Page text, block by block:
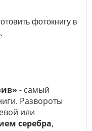
фотокнигу в
- самый
Развороты
или
серебра,